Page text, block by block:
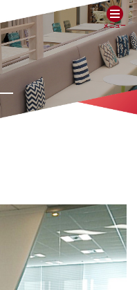
メニュー